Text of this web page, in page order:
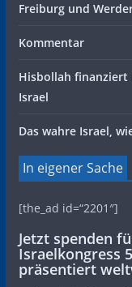
Freiburg und
Kommentar
Hisbollah finanziert
Israel
Das wahre Israel,
In eigener Sache
[the_ad id=“2201″]
Jetzt spenden
Israelkongress
präsentiert